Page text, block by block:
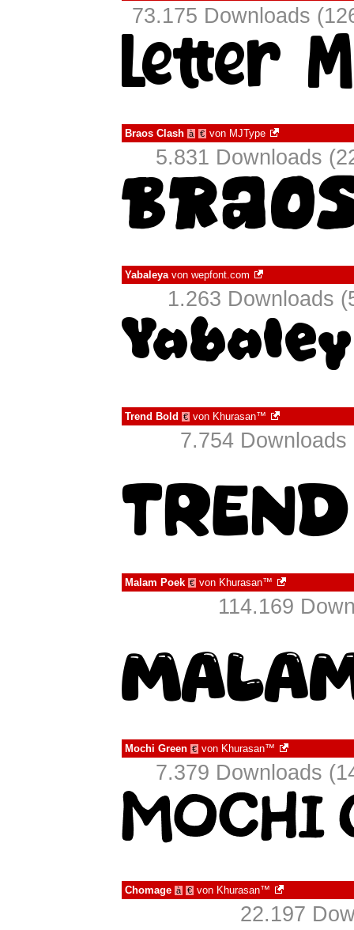
73.175 Downloads
Braos Clash à € von MJType
5.831 Downloads
Yabaleyavon wepfont.com
1.263 Downloads
Trend Bold € von Khurasan™
7.754
Malam Poek € von Khurasan™
114.169
Mochi Green € von Khurasan™
7.379 Downloads
Chomage à € von Khurasan™
22.197